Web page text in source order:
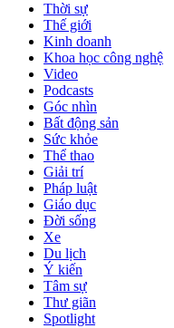
Thời sự
Thế giới
Kinh doanh
Khoa học công nghệ
Video
Podcasts
Góc nhìn
Bất động sản
Sức khỏe
Thể thao
Giải trí
Pháp luật
Giáo dục
Đời sống
Xe
Du lịch
Ý kiến
Tâm sự
Thư giãn
Spotlight